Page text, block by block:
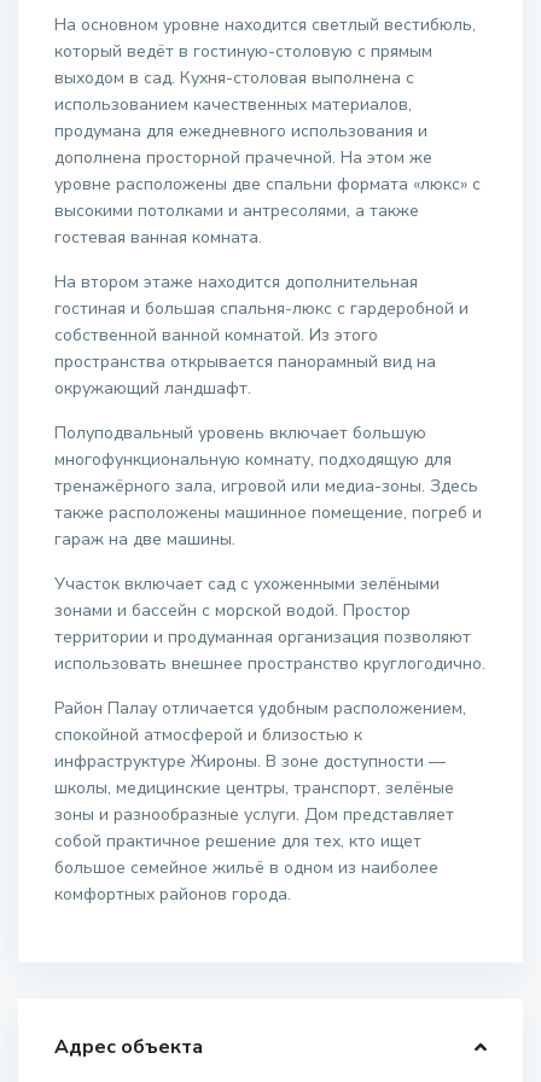
На основном уровне находится светлый вестибюль,
который ведёт в гостиную-столовую с прямым
выходом в сад. Кухня-столовая выполнена с
использованием качественных материалов,
продумана для ежедневного использования и
дополнена просторной прачечной. На этом же
уровне расположены две спальни формата «люкс» с
высокими потолками и антресолями, а также
гостевая ванная комната.
На втором этаже находится дополнительная
гостиная и большая спальня-люкс с гардеробной и
собственной ванной комнатой. Из этого
пространства открывается панорамный вид на
окружающий ландшафт.
Полуподвальный уровень включает большую
многофункциональную комнату, подходящую для
тренажёрного зала, игровой или медиа-зоны. Здесь
также расположены машинное помещение, погреб и
гараж на две машины.
Участок включает сад с ухоженными зелёными
зонами и бассейн с морской водой. Простор
территории и продуманная организация позволяют
использовать внешнее пространство круглогодично.
Район Палау отличается удобным расположением,
спокойной атмосферой и близостью к
инфраструктуре Жироны. В зоне доступности —
школы, медицинские центры, транспорт, зелёные
зоны и разнообразные услуги. Дом представляет
собой практичное решение для тех, кто ищет
большое семейное жильё в одном из наиболее
комфортных районов города.
Адрес объекта